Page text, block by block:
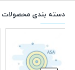
دسته بندی محصولات